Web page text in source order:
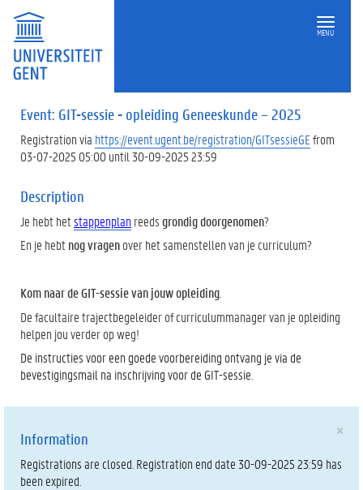
MENU
Event: GIT-sessie - opleiding Geneeskunde – 2025
Registration via https://event.ugent.be/registration/GITsessieGEfrom
03-07-2025 05:00 until 30-09-2025 23:59
Description
Je hebt hetstappenplan reedsgrondig doorgenomen?
En je hebtnog vragenover het samenstellen van je curriculum?
Kom naar de GIT-sessie van jouw opleiding
De facultaire trajectbegeleider of curriculummanager van je opleiding
helpen jou verder op weg!
De instructies voor een goede voorbereiding ontvang je via de
bevestigingsmail na inschrijving voor de GIT-sessie.
×
Information
Registrations are closed. Registration end date 30-09-2025 23:59 has
been expired.